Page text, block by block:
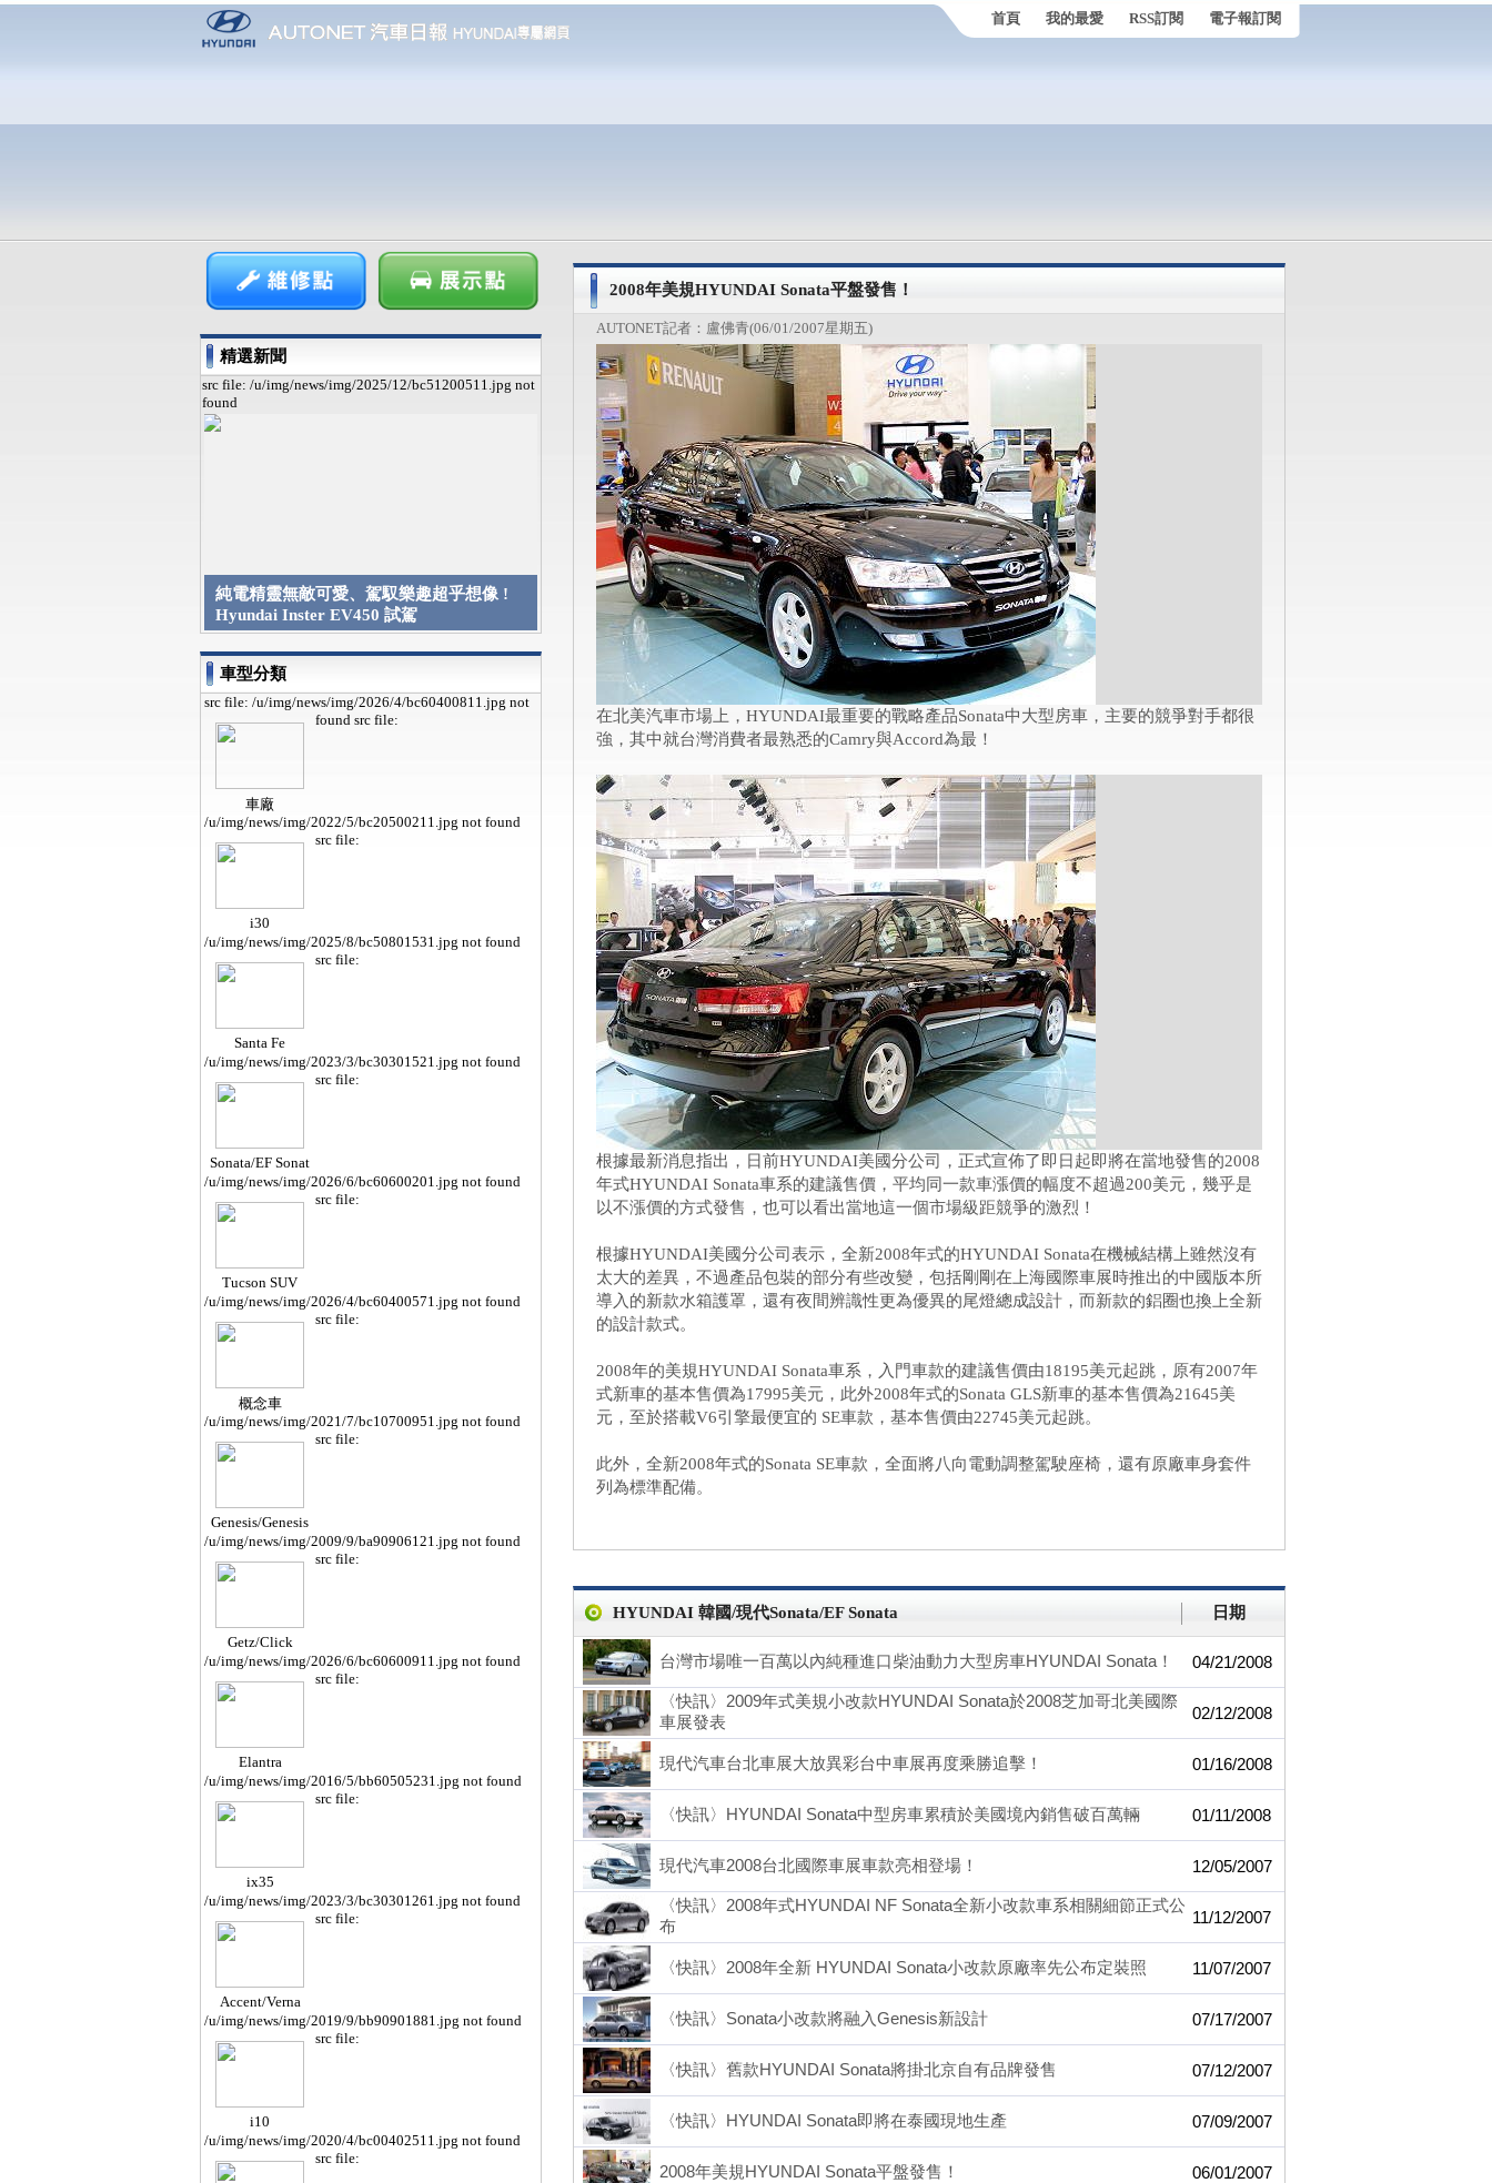
首頁 我的最愛 RSS訂閱 電子報訂閱
精選新聞
src file: /u/img/news/img/2025/12/bc51200511.jpg not
found
純電精靈無敵可愛、駕馭樂趣超乎想像 !
Hyundai Inster EV450 試駕
車型分類
src file: /u/img/news/img/2026/4/bc60400811.jpg not
found
車廠
src file:
/u/img/news/img/2022/5/bc20500211.jpg not found
i30
src file:
/u/img/news/img/2025/8/bc50801531.jpg not found
Santa Fe
src file:
/u/img/news/img/2023/3/bc30301521.jpg not found
Sonata/EF Sonat
a
src file:
/u/img/news/img/2026/6/bc60600201.jpg not found
Tucson SUV
src file:
/u/img/news/img/2026/4/bc60400571.jpg not found
概念車
src file:
/u/img/news/img/2021/7/bc10700951.jpg not found
Genesis/Genesis
Cope
src file:
/u/img/news/img/2009/9/ba90906121.jpg not found
Getz/Click
src file:
/u/img/news/img/2026/6/bc60600911.jpg not found
Elantra
src file:
/u/img/news/img/2016/5/bb60505231.jpg not found
ix35
src file:
/u/img/news/img/2023/3/bc30301261.jpg not found
Accent/Verna
src file:
/u/img/news/img/2019/9/bb90901881.jpg not found
i10
src file:
/u/img/news/img/2020/4/bc00402511.jpg not found
src file:
2008年美規HYUNDAI Sonata平盤發售！
AUTONET記者：盧佛青(06/01/2007星期五)
在北美汽車市場上，HYUNDAI最重要的戰略產品Sonata中大型房車，主要的競爭對手都很
強，其中就台灣消費者最熟悉的Camry與Accord為最！
根據最新消息指出，日前HYUNDAI美國分公司，正式宣佈了即日起即將在當地發售的2008
年式HYUNDAI Sonata車系的建議售價，平均同一款車漲價的幅度不超過200美元，幾乎是
以不漲價的方式發售，也可以看出當地這一個市場級距競爭的激烈！
根據HYUNDAI美國分公司表示，全新2008年式的HYUNDAI Sonata在機械結構上雖然沒有
太大的差異，不過產品包裝的部分有些改變，包括剛剛在上海國際車展時推出的中國版本所
導入的新款水箱護罩，還有夜間辨識性更為優異的尾燈總成設計，而新款的鋁圈也換上全新
的設計款式。
2008年的美規HYUNDAI Sonata車系，入門車款的建議售價由18195美元起跳，原有2007年
式新車的基本售價為17995美元，此外2008年式的Sonata GLS新車的基本售價為21645美
元，至於搭載V6引擎最便宜的 SE車款，基本售價由22745美元起跳。
此外，全新2008年式的Sonata SE車款，全面將八向電動調整駕駛座椅，還有原廠車身套件
列為標準配備。
HYUNDAI 韓國/現代Sonata/EF Sonata 日期
台灣市場唯一百萬以內純種進口柴油動力大型房車HYUNDAI Sonata！ 04/21/2008
〈快訊〉2009年式美規小改款HYUNDAI Sonata於2008芝加哥北美國際
車展發表
02/12/2008
現代汽車台北車展大放異彩台中車展再度乘勝追擊！ 01/16/2008
〈快訊〉HYUNDAI Sonata中型房車累積於美國境內銷售破百萬輛 01/11/2008
現代汽車2008台北國際車展車款亮相登場！ 12/05/2007
〈快訊〉2008年式HYUNDAI NF Sonata全新小改款車系相關細節正式公
布
11/12/2007
〈快訊〉2008年全新 HYUNDAI Sonata小改款原廠率先公布定裝照 11/07/2007
〈快訊〉Sonata小改款將融入Genesis新設計 07/17/2007
〈快訊〉舊款HYUNDAI Sonata將掛北京自有品牌發售 07/12/2007
〈快訊〉HYUNDAI Sonata即將在泰國現地生產 07/09/2007
2008年美規HYUNDAI Sonata平盤發售！ 06/01/2007